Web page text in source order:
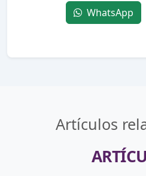
WhatsApp
Artículos